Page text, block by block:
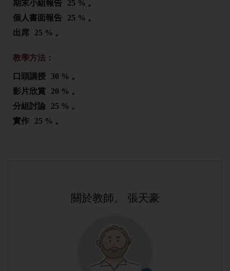
期末小組報告
25 % 。
個人書面報告
25 % 。
出席
25 % 。
教學方法：
口頭講授
30 % 。
影片欣賞
20 % 。
分組討論
25 % 。
實作
25 % 。
關於教師。 張天豪